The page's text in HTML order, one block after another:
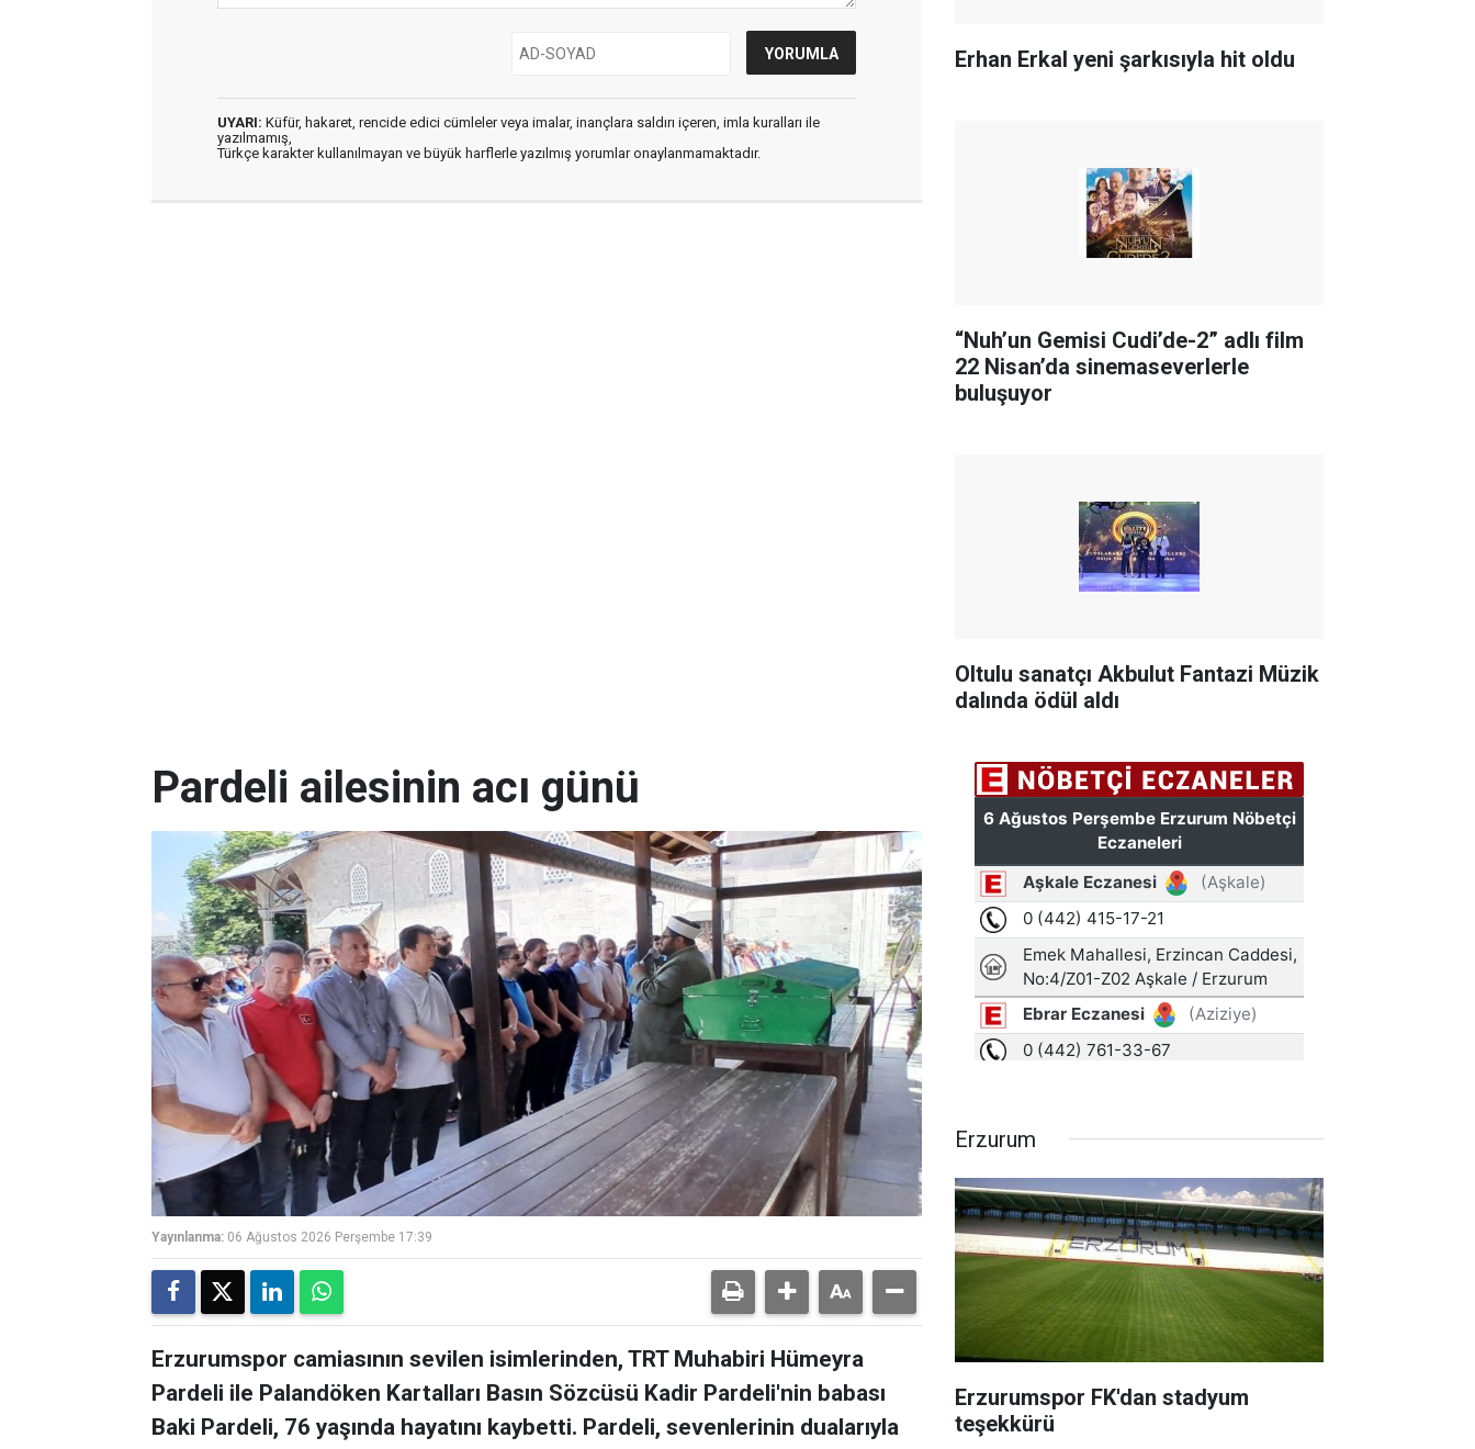
UYARI: Küfür, hakaret, rencide edici cümleler veya imalar, inançlara saldırı içeren, imla kuralları ile
yazılmamış,
Türkçe karakter kullanılmayan ve büyük harflerle yazılmış yorumlar onaylanmamaktadır.
Erhan Erkal yeni şarkısıyla hit oldu
“Nuh’un Gemisi Cudi’de-2” adlı film
22 Nisan’da sinemaseverlerle
buluşuyor
Oltulu sanatçı Akbulut Fantazi Müzik
dalında ödül aldı
Pardeli ailesinin acı günü
Yayınlanma: 06 Ağustos 2026 Perşembe 17:39
Erzurumspor camiasının sevilen isimlerinden, TRT Muhabiri Hümeyra
Pardeli ile Palandöken Kartalları Basın Sözcüsü Kadir Pardeli'nin babası
Baki Pardeli, 76 yaşında hayatını kaybetti. Pardeli, sevenlerinin dualarıyla
Erzurum
Erzurumspor FK'dan stadyum
teşekkürü